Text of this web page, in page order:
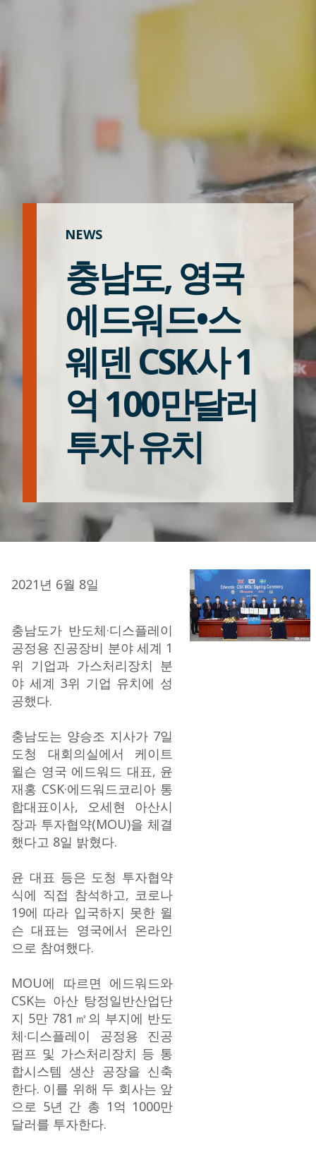
NEWS
충남도, 영국
에드워드•스
웨덴 CSK사 1
억 100만달러
투자 유치
2021년 6월 8일
충남도가 반도체·디스플레이
공정용 진공장비 분야 세계 1
위 기업과 가스처리장치 분
야 세계 3위 기업 유치에 성
공했다.
충남도는 양승조 지사가 7일
도청 대회의실에서 케이트
윌슨 영국 에드워드 대표, 윤
재홍 CSK·에드워드코리아 통
합대표이사, 오세현 아산시
장과 투자협약(MOU)을 체결
했다고 8일 밝혔다.
윤 대표 등은 도청 투자협약
식에 직접 참석하고, 코로나
19에 따라 입국하지 못한 윌
슨 대표는 영국에서 온라인
으로 참여했다.
MOU에 따르면 에드워드와
CSK는 아산 탕정일반산업단
지 5만 781㎡의 부지에 반도
체·디스플레이 공정용 진공
펌프 및 가스처리장치 등 통
합시스템 생산 공장을 신축
한다. 이를 위해 두 회사는 앞
으로 5년 간 총 1억 1000만
달러를 투자한다.